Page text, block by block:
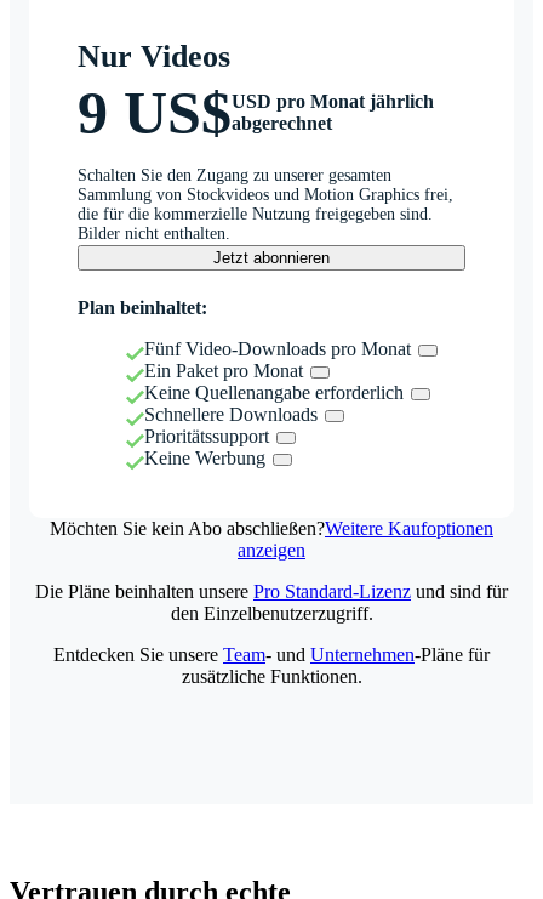
Nur Videos
9 US$USD pro Monat jährlich
abgerechnet
Schalten Sie den Zugang zu unserer gesamten
Sammlung von Stockvideos und Motion Graphics frei,
die für die kommerzielle Nutzung freigegeben sind.
Bilder nicht enthalten.
Jetzt abonnieren
Plan beinhaltet:
Fünf Video-Downloads pro Monat
Ein Paket pro Monat
Keine Quellenangabe erforderlich
Schnellere Downloads
Prioritätssupport
Keine Werbung
Möchten Sie kein Abo abschließen?Weitere Kaufoptionen
anzeigen
Die Pläne beinhalten unsere Pro Standard-Lizenz und sind für
den Einzelbenutzerzugriff.
Entdecken Sie unsere Team- und Unternehmen-Pläne für
zusätzliche Funktionen.
Vertrauen durch echte